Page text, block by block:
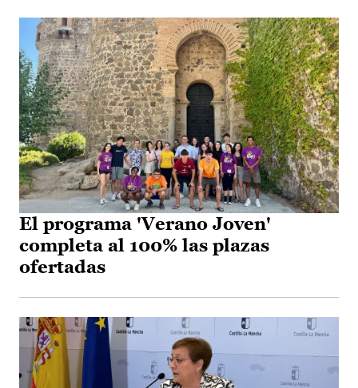
El programa 'Verano Joven'
completa al 100% las plazas
ofertadas